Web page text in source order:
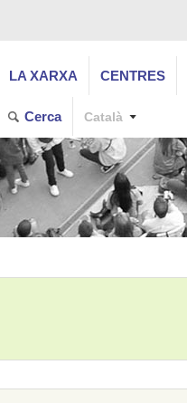
LA XARXA CENTRES
Cerca Català